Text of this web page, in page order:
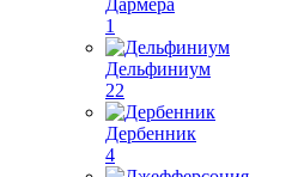
Дармера
1
Дельфиниум
22
Дербенник
4